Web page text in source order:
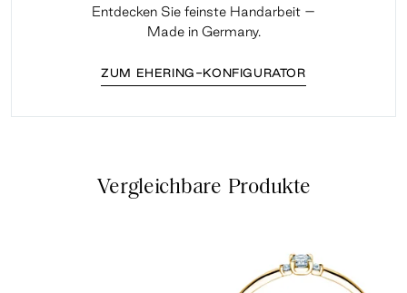
Entdecken Sie feinste Handarbeit –
Made in Germany.
ZUM EHERING-KONFIGURATOR
Vergleichbare Produkte